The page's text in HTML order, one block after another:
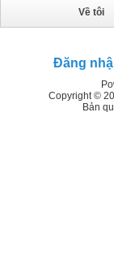
Về tôi
Đăng
Copyright ©
Bản